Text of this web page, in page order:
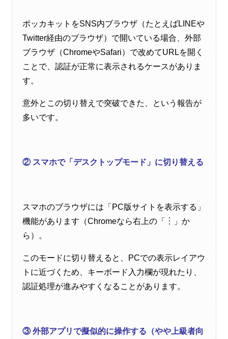
ポッカキットをSNS内ブラウザ（たとえばLINEや
Twitter経由のブラウザ）で開いている場合、外部
ブラウザ（ChromeやSafari）で改めてURLを開く
ことで、認証が正常に表示されるケースがありま
す。
意外とこの切り替えで突破できた、という報告が
多いです。
② スマホで「デスクトップモード」に切り替える
スマホのブラウザには「PC版サイトを表示する」
機能があります（Chromeなら右上の「︙」か
ら）。
このモードに切り替えると、PCでの表示レイアウ
トに近づくため、キーボード入力欄が現れたり、
認証処理が進みやすくなることがあります。
③ 外部アプリで擬似的に操作する（やや上級者向